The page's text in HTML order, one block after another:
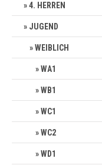
4. HERREN
JUGEND
WEIBLICH
WA1
WB1
WC1
WC2
WD1